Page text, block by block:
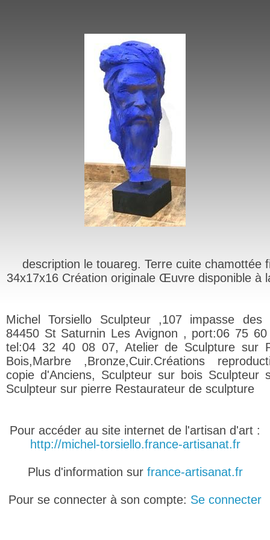
description le touareg. Terre cuite chamottée
34x17x16 Création originale Œuvre disponible à
Michel Torsiello Sculpteur ,107 impasse des
84450 St Saturnin Les Avignon , port:06 75
tel:04 32 40 08 07, Atelier de Sculpture sur
Bois,Marbre ,Bronze,Cuir.Créations
copie d'Anciens, Sculpteur sur bois Sculpteur
Sculpteur sur pierre Restaurateur de sculpture
Pour accéder au site internet de l'artisan d'art :
http://michel-torsiello.france-artisanat.fr
Plus d'information sur france-artisanat.fr
Pour se connecter à son compte: Se connecter